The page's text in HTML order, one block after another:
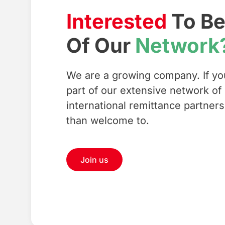
Interested To
Of Our
We are a growing company. If
part of our extensive network of
international remittance
than welcome to.
Join us
Head Office
Kathmandu, Nepal
Phone: 01-5970107